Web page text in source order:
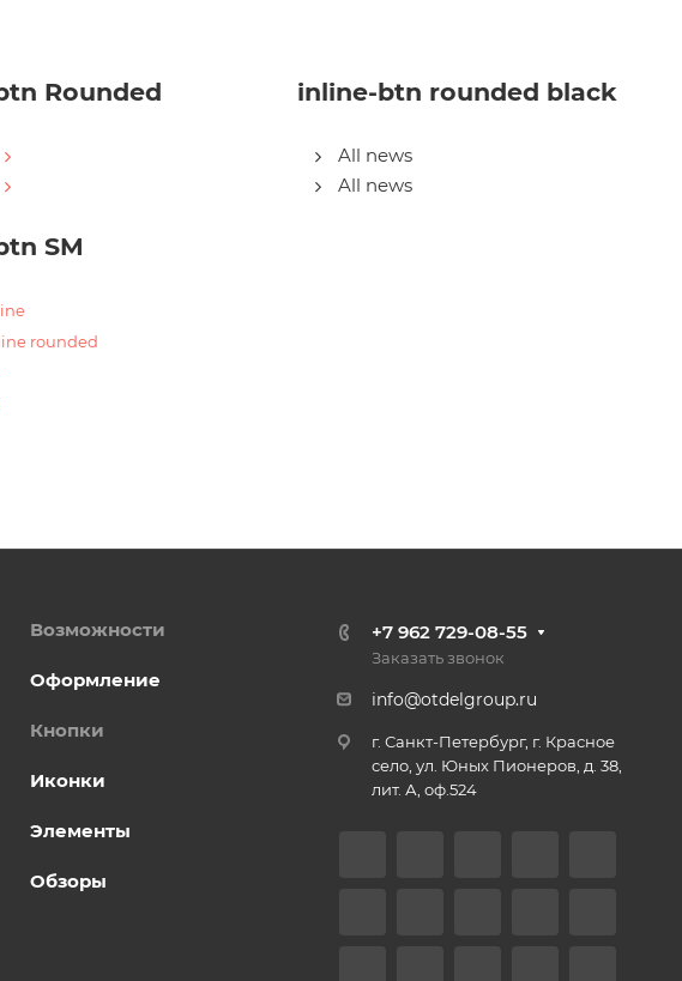
Rounded inline-btn rounded black
All news
All news
SM
rounded
Возможности
Оформление
Кнопки
Иконки
Элементы
Обзоры
+7 962 729-08-55
Заказать звонок
info@otdelgroup.ru
г. Санкт-Петербург, г. Красное
село, ул. Юных Пионеров, д. 38,
лит. А, оф.524